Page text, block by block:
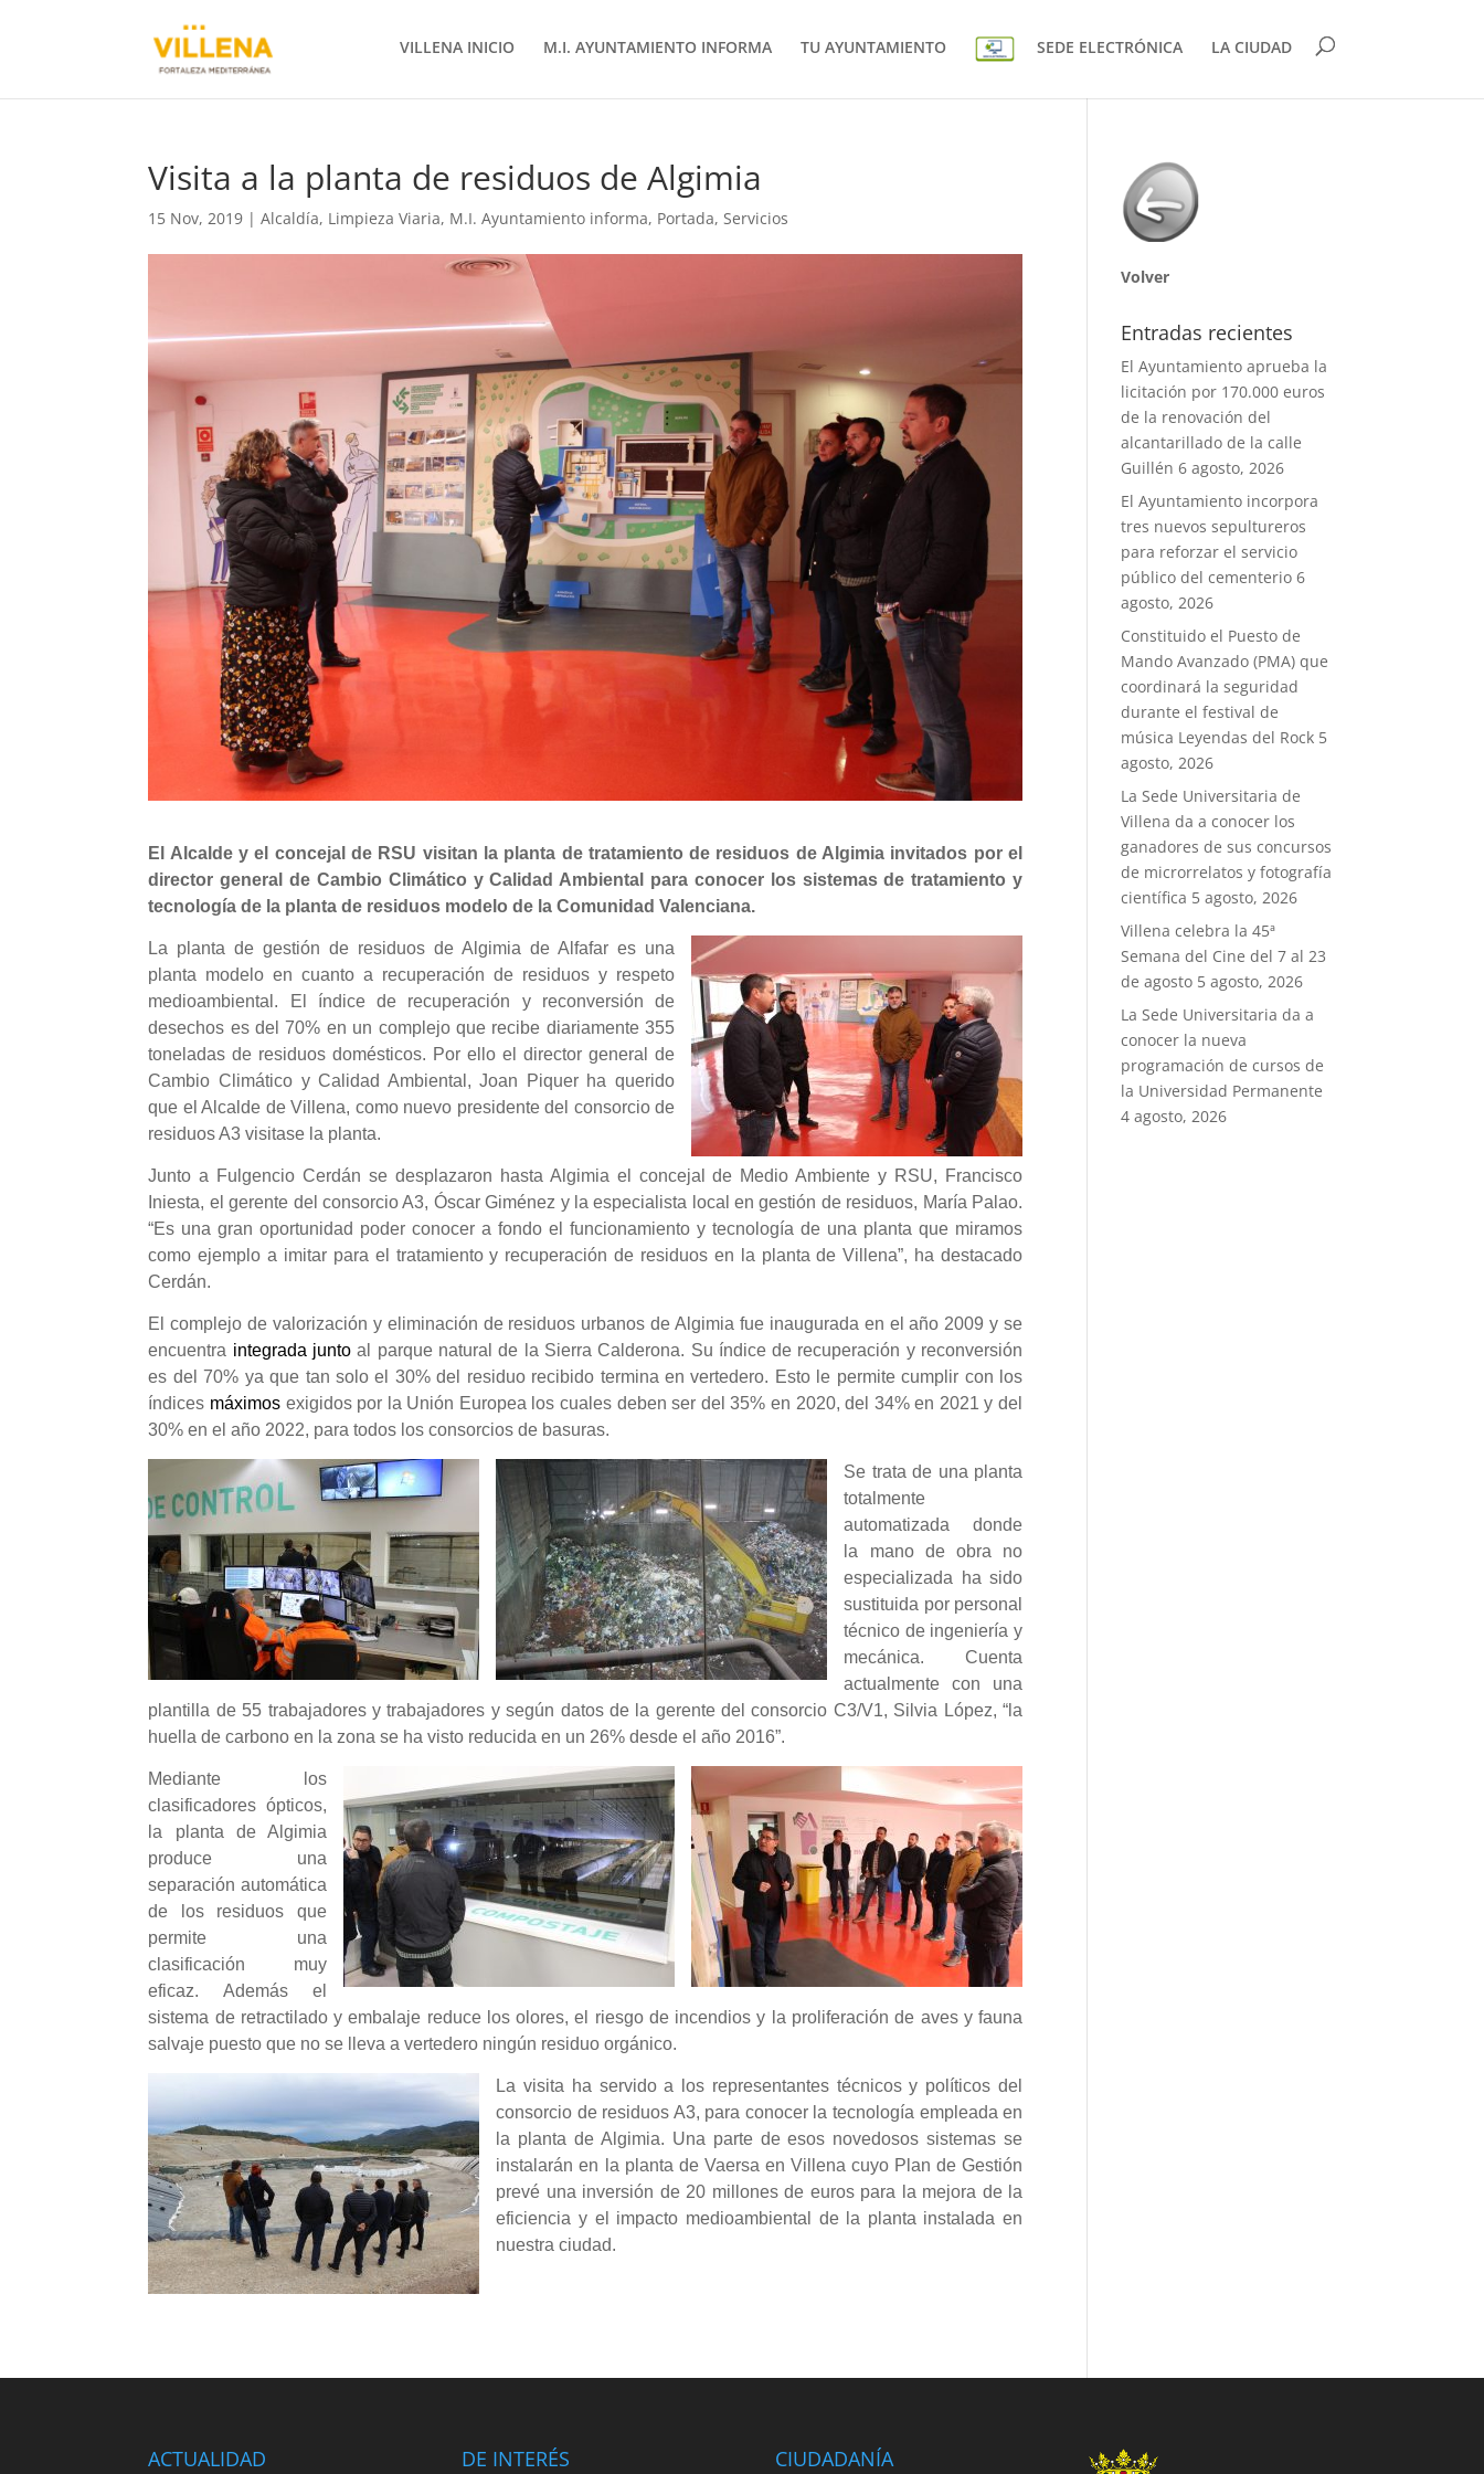
VILLENA INICIO M.I. AYUNTAMIENTO INFORMA TU AYUNTAMIENTO SEDE ELECTRÓNICA LA CIUDAD
Visita a la planta de residuos de Algimia
15 Nov, 2019 |Alcaldía, Limpieza Viaria, M.I. Ayuntamiento informa, Portada,Servicios
El Alcalde y el concejal de RSU visitan la planta de tratamiento de residuos de Algimia invitados por el
director general de Cambio Climático y Calidad Ambiental para conocer los sistemas de tratamiento y
tecnología de la planta de residuos modelo de la Comunidad Valenciana.
La planta de gestión de residuos de Algimia de Alfafar es una
planta modelo en cuanto a recuperación de residuos y respeto
medioambiental. El índice de recuperación y reconversión de
desechos es del 70% en un complejo que recibe diariamente 355
toneladas de residuos domésticos. Por ello el director general de
Cambio Climático y Calidad Ambiental, Joan Piquer ha querido
que el Alcalde de Villena, como nuevo presidente del consorcio de
residuos A3 visitase la planta.
Junto a Fulgencio Cerdán se desplazaron hasta Algimia el concejal de Medio Ambiente y RSU, Francisco
Iniesta, el gerente del consorcio A3, Óscar Giménez y la especialista local en gestión de residuos, María Palao.
“Es una gran oportunidad poder conocer a fondo el funcionamiento y tecnología de una planta que miramos
como ejemplo a imitar para el tratamiento y recuperación de residuos en la planta de Villena”, ha destacado
Cerdán.
El complejo de valorización y eliminación de residuos urbanos de Algimia fue inaugurada en el año 2009yse
encuentra integrada junto al parque natural de la Sierra Calderona. Su índice de recuperación y reconversión
es del 70% ya que tan solo el 30% del residuo recibido termina en vertedero. Esto le permite cumplir con los
índices máximos exigidos por la Unión Europea los cuales deben ser del 35% en 2020, del 34% en 2021 y del
30% en el año 2022, para todos los consorcios de basuras.
Se trata de una planta
totalmente
automatizada donde
la mano de obra no
especializada ha sido
sustituida por personal
técnico de ingeniería y
mecánica. Cuenta
actualmente con una
plantilla de 55 trabajadores y trabajadores y según datos de la gerente del consorcio C3/V1, Silvia López, “la
huella de carbono en la zona se ha visto reducida en un 26% desde el año 2016”.
Mediante los
clasificadores ópticos,
la planta de Algimia
produce una
separación automática
de los residuos que
permite una
clasificación muy
eficaz. Además el
sistema de retractilado y embalaje reduce los olores, el riesgo de incendios y la proliferación de aves y fauna
salvaje puesto que no se lleva a vertedero ningún residuo orgánico.
La visita ha servido a los representantes técnicos y políticos del
consorcio de residuos A3, para conocer la tecnología empleada en
la planta de Algimia. Una parte de esos novedosos sistemas se
instalarán en la planta de Vaersa en Villena cuyo Plan de Gestión
prevé una inversión de 20 millones de euros para la mejora de la
eficiencia y el impacto medioambiental de la planta instalada en
nuestra ciudad.
Volver
Entradas recientes
El Ayuntamiento aprueba la
licitación por 170.000 euros
de la renovación del
alcantarillado de la calle
Guillén 6 agosto, 2026
El Ayuntamiento incorpora
tres nuevos sepultureros
para reforzar el servicio
público del cementerio 6
agosto, 2026
Constituido el Puesto de
Mando Avanzado (PMA) que
coordinará la seguridad
durante el festival de
música Leyendas del Rock 5
agosto, 2026
La Sede Universitaria de
Villena da a conocer los
ganadores de sus concursos
de microrrelatos y fotografía
científica 5 agosto, 2026
Villena celebra la 45ª
Semana del Cine del 7 al 23
de agosto 5 agosto, 2026
La Sede Universitaria da a
conocer la nueva
programación de cursos de
la Universidad Permanente
4 agosto, 2026
ACTUALIDAD DE INTERÉS CIUDADANÍA